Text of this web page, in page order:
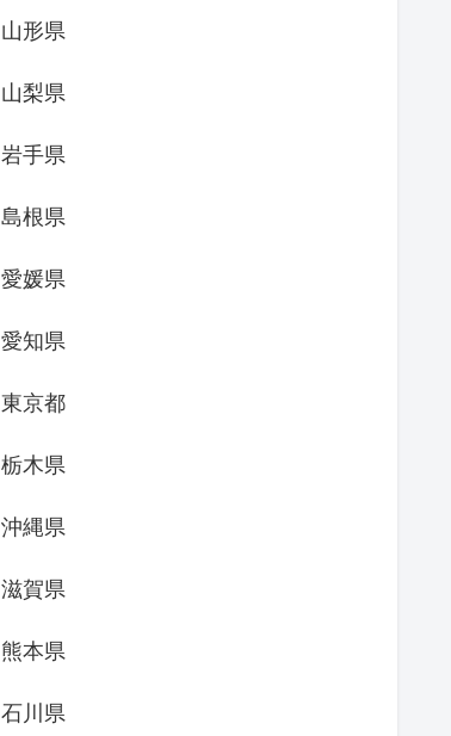
山形県
山梨県
岩手県
島根県
愛媛県
愛知県
東京都
栃木県
沖縄県
滋賀県
熊本県
石川県